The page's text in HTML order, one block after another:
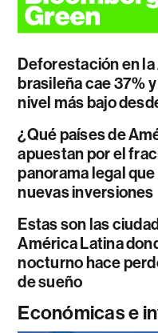
Deforestación en
brasileña cae 37%
nivel más bajo
¿Qué países de
apuestan por el
panorama legal
nuevas inversiones
Estas son las
América Latina
nocturno hace
de sueño
Económicas e